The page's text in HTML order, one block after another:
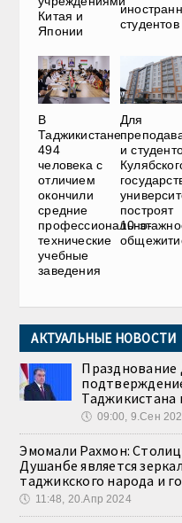
Китая и
Японии
студентов
В
Таджикистане
494
человека с
отличием
окончили
средние
профессионально-
технические
учебные
заведения
Для
и
построят
10-
АКТУАЛЬНЫЕ НОВОСТИ
Празднование
Таджикистана
🕔 09:00, 9.Сен
Эмомали Рахмон:
Душанбе является
таджикского народа и
🕔 11:48, 20.Апр 2024